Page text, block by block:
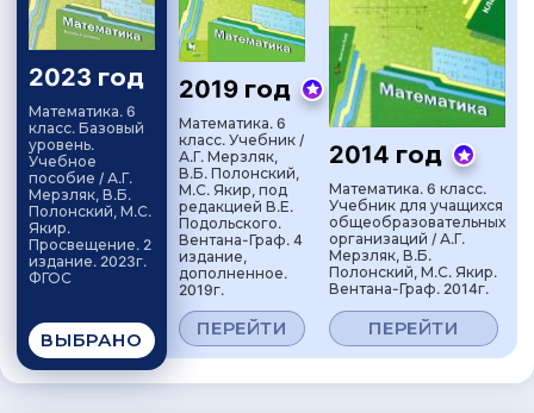
2023 год
Математика. 6
класс. Базовый
уровень.
Учебное
пособие / А.Г.
Мерзляк, В.Б.
Полонский, М.С.
Якир.
Просвещение. 2
издание. 2023г.
ФГОС
ВЫБРАНО
2019 год
Математика. 6
класс. Учебник /
А.Г. Мерзляк,
В.Б. Полонский,
М.С. Якир, под
редакцией В.Е.
Подольского.
Вентана-Граф. 4
издание,
дополненное.
2019г.
ПЕРЕЙТИ
2014 год
Математика. 6 класс.
Учебник для учащихся
общеобразовательных
организаций / А.Г.
Мерзляк, В.Б.
Полонский, М.С. Якир.
Вентана-Граф. 2014г.
ПЕРЕЙТИ